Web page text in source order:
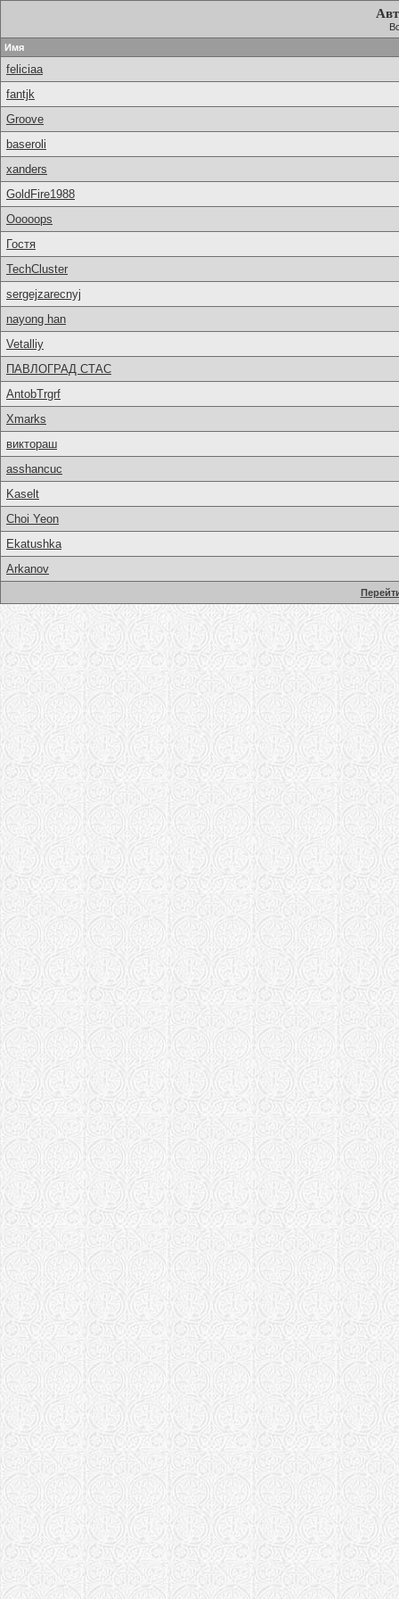
Имя
feliciaa
fantjk
Groove
baseroli
xanders
GoldFire1988
Ooooops
Гостя
TechCluster
sergejzarecnyj
nayong han
Vetalliy
ПАВЛОГРАД СТАС
AntobTrgrf
Xmarks
виктораш
asshancuc
Kaselt
Choi Yeon
Ekatushka
Arkanov